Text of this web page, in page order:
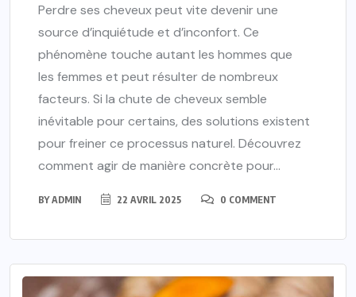
Perdre ses cheveux peut vite devenir une
source d’inquiétude et d’inconfort. Ce
phénomène touche autant les hommes que
les femmes et peut résulter de nombreux
facteurs. Si la chute de cheveux semble
inévitable pour certains, des solutions existent
pour freiner ce processus naturel. Découvrez
comment agir de manière concrète pour...
BYADMIN 22 AVRIL 2025 0 COMMENT